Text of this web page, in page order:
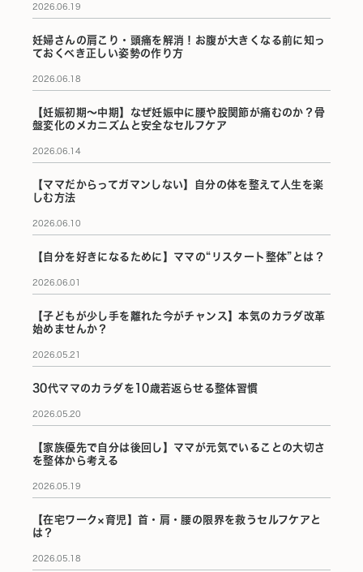
2026.06.19
妊婦さんの肩こり・頭痛を解消！お腹が大きくなる前に知っ
ておくべき正しい姿勢の作り方
2026.06.18
【妊娠初期〜中期】なぜ妊娠中に腰や股関節が痛むのか？骨
盤変化のメカニズムと安全なセルフケア
2026.06.14
【ママだからってガマンしない】自分の体を整えて人生を楽
しむ方法
2026.06.10
【自分を好きになるために】ママの“リスタート整体”とは？
2026.06.01
【子どもが少し手を離れた今がチャンス】本気のカラダ改革
始めませんか？
2026.05.21
30代ママのカラダを10歳若返らせる整体習慣
2026.05.20
【家族優先で自分は後回し】ママが元気でいることの大切さ
を整体から考える
2026.05.19
【在宅ワーク×育児】首・肩・腰の限界を救うセルフケアと
は？
2026.05.18